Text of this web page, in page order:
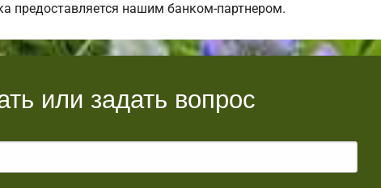
предоставляется нашим банком-партнером.
или задать вопрос